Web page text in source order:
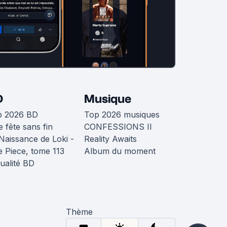
2026 BD
fête sans fin
de Loki -
Piece, tome 113
BD
Musique
Top 2026 musiques
CONFESSIONS II
Reality Awaits
Album du moment
Thème